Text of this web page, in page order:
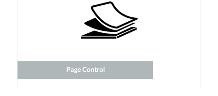
Page Control